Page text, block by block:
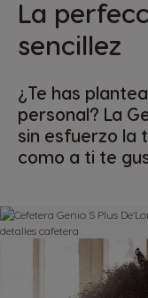
La
sencillez
¿Te has
personal? La
sin esfuerzo la
como a ti te